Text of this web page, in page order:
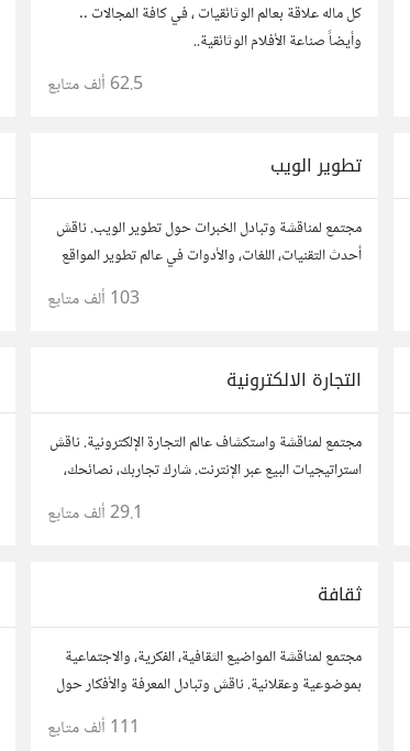
كل ماله علاقة بعالم الوثائقيات ، في كافة المجالات ..
وأيضاً صناعة الأفلام الوثائقية..
62.5 ألف متابع
تطوير الويب
مجتمع لمناقشة وتبادل الخبرات حول تطوير الويب. ناقش
أحدث التقنيات، اللغات، والأدوات في عالم تطوير المواقع
والتطبيقات. شارك مشاريعك، اسأل عن نصائح، وتعاون مع
103 ألف متابع
التجارة الالكترونية
مجتمع لمناقشة واستكشاف عالم التجارة الإلكترونية. ناقش
استراتيجيات البيع عبر الإنترنت. شارك تجاربك، نصائحك،
وأسئلتك، وتواصل مع محترفين في هذا المجال.
29.1 ألف متابع
ثقافة
مجتمع لمناقشة المواضيع الثقافية، الفكرية، والاجتماعية
بموضوعية وعقلانية. ناقش وتبادل المعرفة والأفكار حول
111 ألف متابع